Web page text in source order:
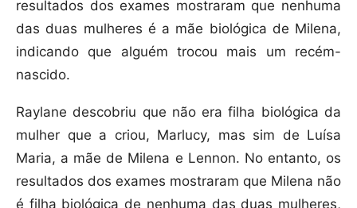
resultados dos exames mostraram que nenhuma
das duas mulheres é a mãe biológica de Milena,
indicando que alguém trocou mais um recém-
nascido.
Raylane descobriu que não era filha biológica da
mulher que a criou, Marlucy, mas sim de Luísa
Maria, a mãe de Milena e Lennon. No entanto, os
resultados dos exames mostraram que Milena não
é filha biológica de nenhuma das duas mulheres,